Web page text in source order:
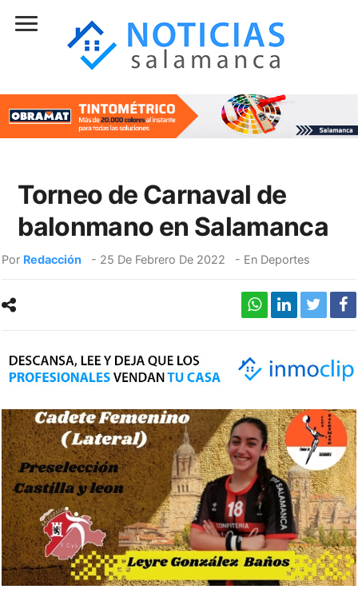
Torneo de Carnaval de
balonmano en Salamanca
Por Redacción - 25 De Febrero De 2022 - En Deportes